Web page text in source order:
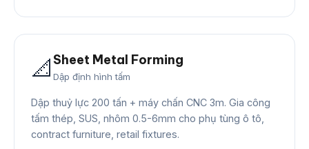
📐 Sheet Metal Forming
Dập định hình tấm
Dập thuỷ lực 200 tấn + máy chấn CNC 3m. Gia công
tấm thép, SUS, nhôm 0.5-6mm cho phụ tùng ô tô,
contract furniture, retail fixtures.